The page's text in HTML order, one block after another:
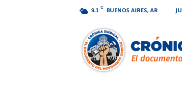
9.1 C BUENOS AIRES, AR